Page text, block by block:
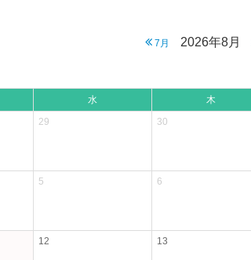
7月 2026年8月
水 木
29 30
5 6
12 13